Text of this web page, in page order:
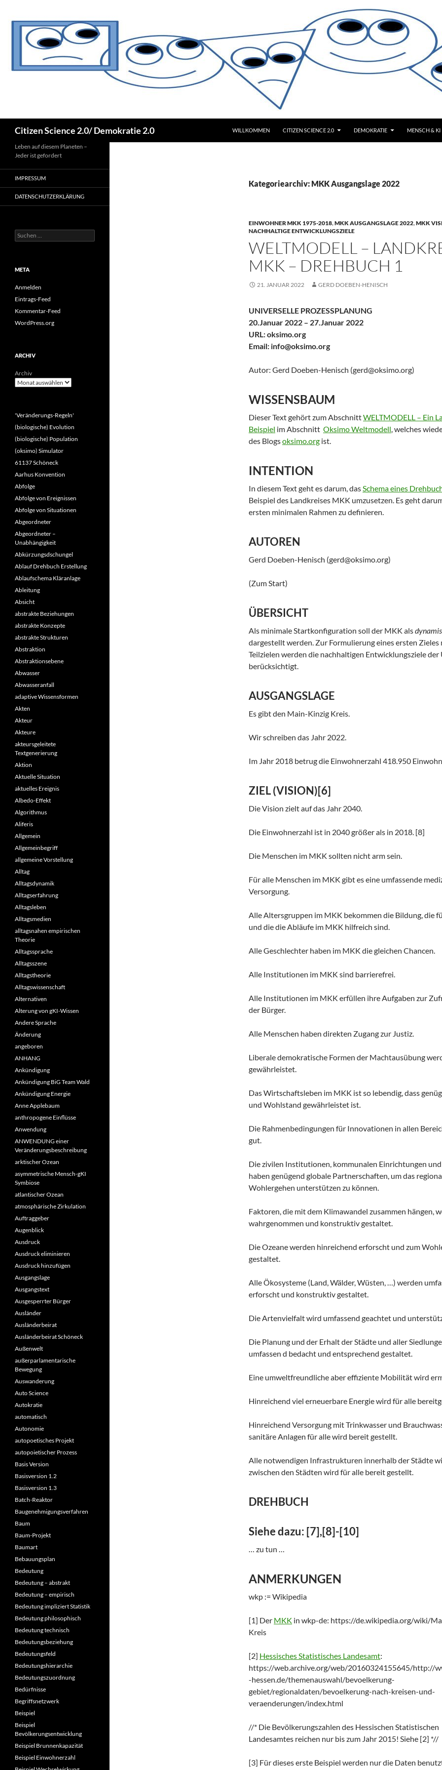
springen
Citizen Science 2.0/ Demokratie 2.0 WILLKOMMEN CITIZEN SCIENCE 2.0 DEMOKRATIE MENSCH & KI
Kategoriearchiv: MKK Ausgangslage 2022
EINWOHNER MKK 1975-2018,MKK AUSGANGSLAGE 2022,MKK
NACHHALTIGE ENTWICKLUNGSZIELE
WELTMODELL –
MKK – DREHBUCH 1
21. JANUAR 2022 GERD DOEBEN-HENISCH
UNIVERSELLE PROZESSPLANUNG
20.Januar 2022 – 27.Januar 2022
URL: oksimo.org
Email: info@oksimo.org
Autor: Gerd Doeben-Henisch (gerd@oksimo.org)
WISSENSBAUM
Dieser Text gehört zum AbschnittWELTMODELL – Ein
Beispiel im Abschnitt Oksimo Weltmodell, welches
des Blogsoksimo.org ist.
INTENTION
In diesem Text geht es darum, dasSchema eines
Beispiel des Landkreises MKK umzusetzen. Es geht
ersten minimalen Rahmen zu definieren.
AUTOREN
Gerd Doeben-Henisch (gerd@oksimo.org)
(Zum Start)
ÜBERSICHT
Als minimale Startkonfiguration soll der MKK als
dargestellt werden. Zur Formulierung eines ersten Zieles
Teilzielen werden die nachhaltigen Entwicklungsziele der
berücksichtigt.
AUSGANGSLAGE
Es gibt den Main-Kinzig Kreis.
Wir schreiben das Jahr 2022.
Im Jahr 2018 betrug die Einwohnerzahl 418.950
ZIEL (VISION)[6]
Die Vision zielt auf das Jahr 2040.
Die Einwohnerzahl ist in 2040 größer als in 2018. [8]
Die Menschen im MKK sollten nicht arm sein.
Für alle Menschen im MKK gibt es eine umfassende
Versorgung.
Alle Altersgruppen im MKK bekommen die Bildung, die
und die die Abläufe im MKK hilfreich sind.
Alle Geschlechter haben im MKK die gleichen Chancen.
Alle Institutionen im MKK sind barrierefrei.
Alle Institutionen im MKK erfüllen ihre Aufgaben zur
der Bürger.
Alle Menschen haben direkten Zugang zur Justiz.
Liberale demokratische Formen der Machtausübung
gewährleistet.
Das Wirtschaftsleben im MKK ist so lebendig, dass
und Wohlstand gewährleistet ist.
Die Rahmenbedingungen für Innovationen in allen
gut.
Die zivilen Institutionen, kommunalen Einrichtungen
haben genügend globale Partnerschaften, um das
Wohlergehen unterstützen zu können.
Faktoren, die mit dem Klimawandel zusammen hängen,
wahrgenommen und konstruktiv gestaltet.
Die Ozeane werden hinreichend erforscht und zum
gestaltet.
Alle Ökosysteme (Land, Wälder, Wüsten, …) werden
erforscht und konstruktiv gestaltet.
Die Artenvielfalt wird umfassend geachtet und
Die Planung und der Erhalt der Städte und aller
umfassen d bedacht und entsprechend gestaltet.
Eine umweltfreundliche aber effiziente Mobilität wird
Hinreichend viel erneuerbare Energie wird für alle
Hinreichend Versorgung mit Trinkwasser und
sanitäre Anlagen für alle wird bereit gestellt.
Alle notwendigen Infrastrukturen innerhalb der Städte
zwischen den Städten wird für alle bereit gestellt.
DREHBUCH
Siehe dazu: [7],[8]-[10]
… zu tun …
ANMERKUNGEN
wkp := Wikipedia
[1] Der MKK in wkp-de: https://de.wikipedia.org/wiki/
Kreis
[2] Hessisches Statistisches Landesamt:
https://web.archive.org/web/20160324155645/http://
-hessen.de/themenauswahl/bevoelkerung-
gebiet/regionaldaten/bevoelkerung-nach-kreisen-und-
veraenderungen/index.html
//* Die Bevölkerungszahlen des Hessischen Statistischen
Landesamtes reichen nur bis zum Jahr 2015! Siehe [2] *//
[3] Für dieses erste Beispiel werden nur die Daten
Leben auf diesem Planeten –
Jeder ist gefordert
IMPRESSUM
DATENSCHUTZERKLÄRUNG
Suchen
nach:
META
Anmelden
Eintrags-Feed
Kommentar-Feed
WordPress.org
ARCHIV
Archiv
'Veränderungs-Regeln'
(biologische) Evolution
(biologische) Population
(oksimo) Simulator
61137 Schöneck
Aarhus Konvention
Abfolge
Abfolge von Ereignissen
Abfolge von Situationen
Abgeordneter
Abgeordneter –
Unabhängigkeit
Abkürzungsdschungel
Ablauf Drehbuch Erstellung
Ablaufschema Kläranlage
Ableitung
Absicht
abstrakte Beziehungen
abstrakte Konzepte
abstrakte Strukturen
Abstraktion
Abstraktionsebene
Abwasser
Abwasseranfall
adaptive Wissensformen
Akten
Akteur
Akteure
akteursgeleitete
Textgenerierung
Aktion
Aktuelle Situation
aktuelles Ereignis
Albedo-Effekt
Algorithmus
Aliferis
Allgemein
Allgemeinbegriff
allgemeine Vorstellung
Alltag
Alltagsdynamik
Alltagserfahrung
Alltagsleben
Alltagsmedien
alltagsnahen empirischen
Theorie
Alltagssprache
Alltagsszene
Alltagstheorie
Alltagswissenschaft
Alternativen
Alterung von gKI-Wissen
Andere Sprache
Änderung
angeboren
ANHANG
Ankündigung
Ankündigung BiG Team Wald
Ankündigung Energie
Anne Applebaum
anthropogene Einflüsse
Anwendung
ANWENDUNG einer
Veränderungsbeschreibung
arktischer Ozean
asymmetrische Mensch-gKI
Symbiose
atlantischer Ozean
atmosphärische Zirkulation
Auftraggeber
Augenblick
Ausdruck
Ausdruck eliminieren
Ausdruck hinzufügen
Ausgangslage
Ausgangstext
Ausgesperrter Bürger
Ausländer
Ausländerbeirat
Ausländerbeirat Schöneck
Außenwelt
außerparlamentarische
Bewegung
Auswanderung
Auto Science
Autokratie
automatisch
Autonomie
autopoetisches Projekt
autopoietischer Prozess
Basis Version
Basisversion 1.2
Basisversion 1.3
Batch-Reaktor
Baugenehmigungsverfahren
Baum
Baum-Projekt
Baumart
Bebauungsplan
Bedeutung
Bedeutung – abstrakt
Bedeutung – empirisch
Bedeutung impliziert Statistik
Bedeutung philosophisch
Bedeutung technisch
Bedeutungsbeziehung
Bedeutungsfeld
Bedeutungshierarchie
Bedeutungszuordnung
Bedürfnisse
Begriffsnetzwerk
Beispiel
Beispiel
Bevölkerungsentwicklung
Beispiel Brunnenkapazität
Beispiel Einwohnerzahl